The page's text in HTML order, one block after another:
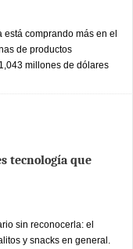
comprando más en el
de productos
millones de dólares
del 28.7% en las
tecnología que
sin reconocerla: el
y snacks en general.